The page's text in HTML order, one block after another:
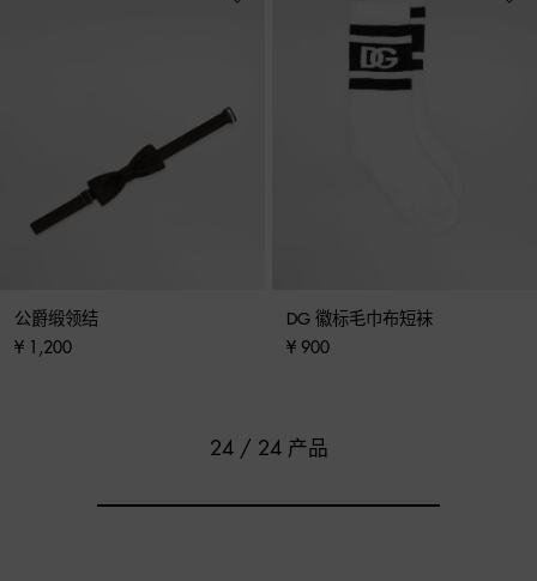
公爵缎领结
¥ 1,200
DG 徽标毛巾布短袜
¥ 900
24 / 24 产品